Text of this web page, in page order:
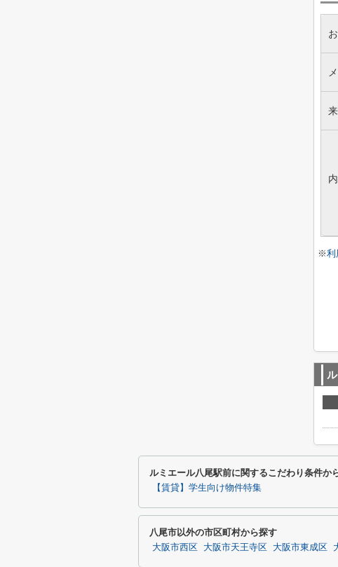
※利
ルミエール八尾駅前に関するこだわり条件か
【賃貸】学生向け物件特集
八尾市以外の市区町村から探す
大阪市西区 大阪市天王寺区 大阪市東成区